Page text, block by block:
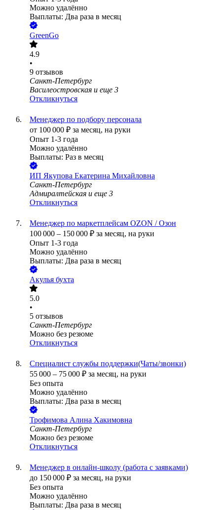
Можно удалённо
Выплаты: Два раза в месяц
GreenGo
4.9
•
9 отзывов
Санкт-Петербург
Василеостровская и еще 3
Откликнуться
Менеджер по подбору персонала
от 100 000 ₽ за месяц, на руки
Опыт 1-3 года
Можно удалённо
Выплаты: Раз в месяц
ИП Якупова Екатерина Михайловна
Санкт-Петербург
Адмиралтейская и еще 3
Откликнуться
Менеджер по маркетплейсам OZON / Озон
100 000 – 150 000 ₽ за месяц, на руки
Опыт 1-3 года
Можно удалённо
Выплаты: Два раза в месяц
Акулья бухта
5.0
•
5 отзывов
Санкт-Петербург
Можно без резюме
Откликнуться
Специалист службы поддержки(Чаты/звонки)
55 000 – 75 000 ₽ за месяц, на руки
Без опыта
Можно удалённо
Выплаты: Два раза в месяц
Трофимова Алина Хакимовна
Санкт-Петербург
Можно без резюме
Откликнуться
Менеджер в онлайн-школу (работа с заявками)
до 150 000 ₽ за месяц, на руки
Без опыта
Можно удалённо
Выплаты: Два раза в месяц